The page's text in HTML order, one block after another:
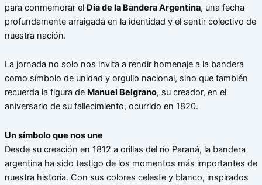
para conmemorar el Día de la Bandera Argentina, una fecha
profundamente arraigada en la identidad y el sentir colectivo de
nuestra nación.
La jornada no solo nos invita a rendir homenaje a la bandera
como símbolo de unidad y orgullo nacional, sino que también
recuerda la figura de Manuel Belgrano, su creador, en el
aniversario de su fallecimiento, ocurrido en 1820.
Un símbolo que nos une
Desde su creación en 1812 a orillas del río Paraná, la bandera
argentina ha sido testigo de los momentos más importantes de
nuestra historia. Con sus colores celeste y blanco, inspirados